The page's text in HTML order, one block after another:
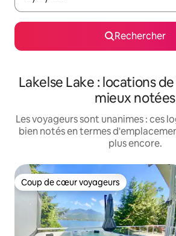
Rechercher
Lakelse Lake : locations
mieux notées
Les voyageurs sont unanimes : ces
bien notés en termes
plus encore.
Coup de cœur voyageurs
Coup de cœur voyageurs